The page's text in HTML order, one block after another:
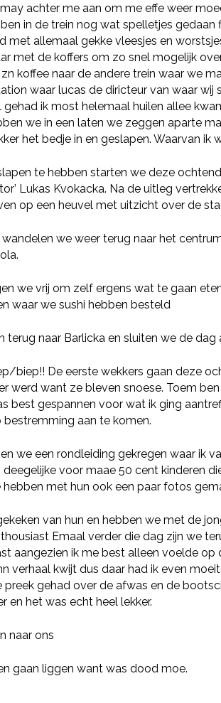
achter me aan om me effe weer
in de trein nog wat spelletjes
met allemaal gekke vleesjes en
met de koffers om zo snel mogelijk
koffee naar de andere trein waar we
waar lucas de diricteur van waar wij
ik most helemaal huilen allee
we in een laten we zeggen aparte
het bedje in en geslapen. Waarvan ik
te hebben starten we deze
Lukas Kvokacka. Na de uitleg
op een heuvel met uitzicht over de
we weer terug naar het
we vrij om zelf ergens wat te gaan
waar we sushi hebben besteld
terug naar Barlicka en sluiten we de dag
biep!! De eerste wekkers gaan deze
werd want ze bleven snoese. Toem
best gespannen voor wat ik ging
aan te komen.
we een rondleiding gekregen waar ik
voor maae 50 cent kinderen
met hun ook een paar fotos
van hun en hebben we met de
Emaal verder die dag zijn we
aangezien ik me best alleen voelde
verhaal kwijt dus daar had ik even
preek gehad over de afwas en de
en het was echt heel lekker.
naar ons
gaan liggen want was dood moe.